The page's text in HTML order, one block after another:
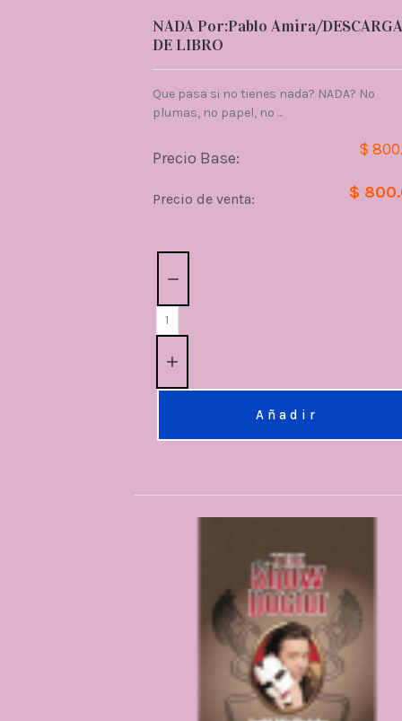
NADA Por:Pablo Amira/DESCARGA
DE LIBRO
Que pasa si no tienes nada? NADA? No
plumas, no papel, no ...
Precio Base: $
Precio de venta: $
Añadir